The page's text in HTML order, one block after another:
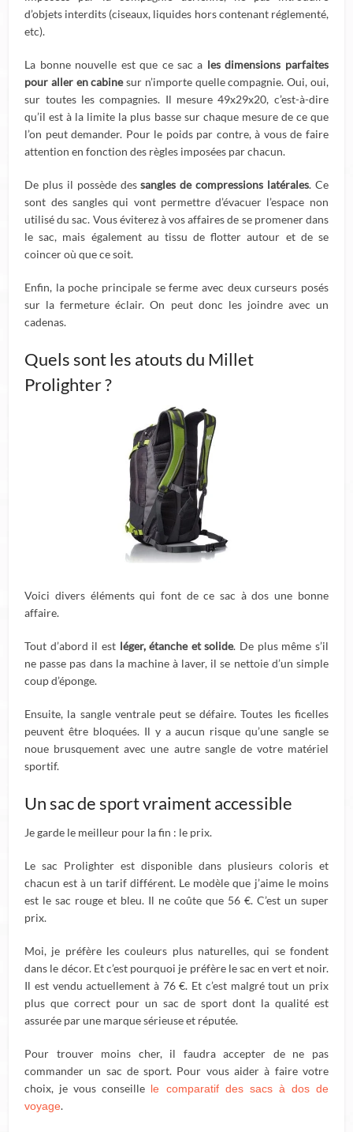
d’objets interdits (ciseaux, liquides hors contenant réglementé,
etc).
La bonne nouvelle est que ce sac a les dimensions parfaites
pour aller en cabinesur n’importe quelle compagnie. Oui, oui,
sur toutes les compagnies. Il mesure 49x29x20, c’est-à-dire
qu’il est à la limite la plus basse sur chaque mesure de ce que
l’on peut demander. Pour le poids par contre, à vous de faire
attention en fonction des règles imposées par chacun.
De plus il possède dessangles de compressions latérales. Ce
sont des sangles qui vont permettre d’évacuer l’espace non
utilisé du sac. Vous éviterez à vos affaires de se promener dans
le sac, mais également au tissu de flotter autour et de se
coincer où que ce soit.
Enfin, la poche principale se ferme avec deux curseurs posés
sur la fermeture éclair. On peut donc les joindre avec un
cadenas.
Quels sont les atouts du Millet
Prolighter ?
Voici divers éléments qui font de ce sac à dos une bonne
affaire.
Tout d’abord il est léger, étanche et solide. De plus même s’il
ne passe pas dans la machine à laver, il se nettoie d’un simple
coup d’éponge.
Ensuite, la sangle ventrale peut se défaire. Toutes les ficelles
peuvent être bloquées. Il y a aucun risque qu’une sangle se
noue brusquement avec une autre sangle de votre matériel
sportif.
Un sac de sport vraiment accessible
Je garde le meilleur pour la fin : le prix.
Le sac Prolighter est disponible dans plusieurs coloris et
chacun est à un tarif différent. Le modèle que j’aime le moins
est le sac rouge et bleu. Il ne coûte que 56 €. C’est un super
prix.
Moi, je préfère les couleurs plus naturelles, qui se fondent
dans le décor. Et c’est pourquoi je préfère le sac en vert et noir.
Il est vendu actuellement à 76 €. Et c’est malgré tout un prix
plus que correct pour un sac de sport dont la qualité est
assurée par une marque sérieuse et réputée.
Pour trouver moins cher, il faudra accepter de ne pas
commander un sac de sport. Pour vous aider à faire votre
choix, je vous conseille le comparatif des sacs à dos de
voyage.